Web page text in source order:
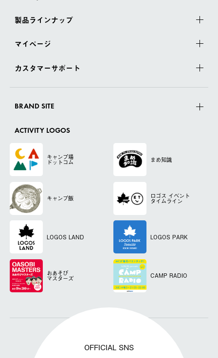
製品ラインナップ
マイページ
カスタマーサポート
BRAND SITE
ACTIVITY LOGOS
キャンプ場
ドットコム まめ知識
キャンプ飯 ロゴス イベント
タイムライン
LOGOS LAND LOGOS PARK
おあそび
マスターズ CAMP RADIO
OFFICIAL SNS